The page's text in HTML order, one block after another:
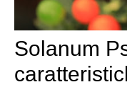
Solanum